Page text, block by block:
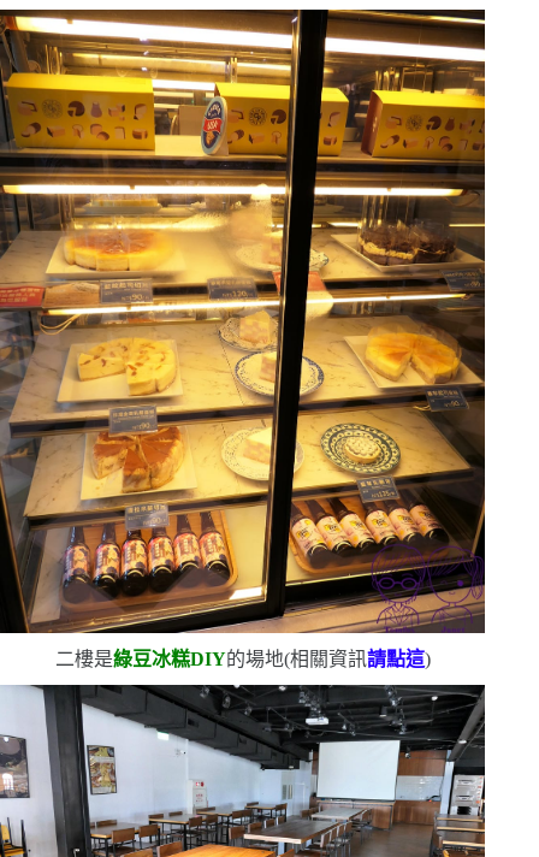
二樓是綠豆冰糕DIY的場地(相關資訊請點這)